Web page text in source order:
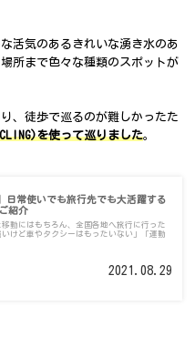
活気のあるきれいな湧き水のあ
所まで色々な種類のスポットが
、徒歩で巡るのが難しかったた
を使って巡りました。
】日常使いでも旅行先でも大活躍する
紹介
動にはもちろん、全国各地へ旅行に行った
けど車やタクシーはもったいない」「運動
2021.08.29